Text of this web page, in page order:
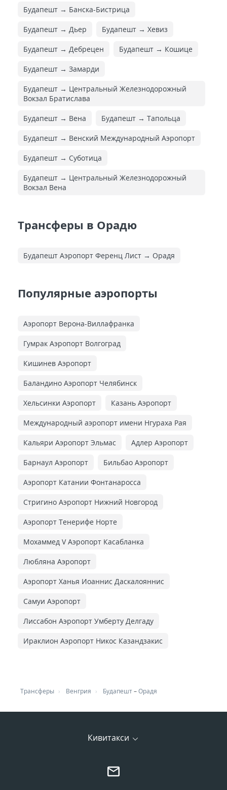
Будапешт → Банска-Бистрица
Будапешт → Дьер Будапешт → Хевиз
Будапешт → Дебрецен Будапешт → Кошице
Будапешт → Замарди
Будапешт → Центральный Железнодорожный
Вокзал Братислава
Будапешт → Вена Будапешт → Тапольца
Будапешт → Венский Международный Аэропорт
Будапешт → Суботица
Будапешт → Центральный Железнодорожный
Вокзал Вена
Трансферы в Орадю
Будапешт Аэропорт Ференц Лист → Орадя
Популярные аэропорты
Аэропорт Верона-Виллафранка
Гумрак Аэропорт Волгоград
Кишинев Аэропорт
Баландино Аэропорт Челябинск
Хельсинки Аэропорт Казань Аэропорт
Международный аэропорт имени Нгураха Рая
Кальяри Аэропорт Эльмас Адлер Аэропорт
Барнаул Аэропорт Бильбао Аэропорт
Аэропорт Катании Фонтанаросса
Стригино Аэропорт Нижний Новгород
Аэропорт Тенерифе Норте
Мохаммед V Аэропорт Касабланка
Любляна Аэропорт
Аэропорт Ханья Иоаннис Даскалояннис
Самуи Аэропорт
Лиссабон Аэропорт Умберту Делгаду
Ираклион Аэропорт Никос Казандзакис
Трансферы Венгрия Будапешт–Орадя
Кивитакси